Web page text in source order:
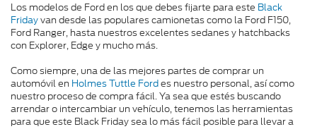
Los modelos de Ford en los que debes fijarte para este Black
Fridayvan desde las populares camionetas como la Ford F150,
Ford Ranger, hasta nuestros excelentes sedanes y hatchbacks
con Explorer, Edge y mucho más.
Como siempre, una de las mejores partes de comprar un
automóvil en Holmes Tuttle Fordes nuestro personal, así como
nuestro proceso de compra fácil. Ya sea que estés buscando
arrendar o intercambiar un vehículo, tenemos las herramientas
para que este Black Friday sea lo más fácil posible para llevar a